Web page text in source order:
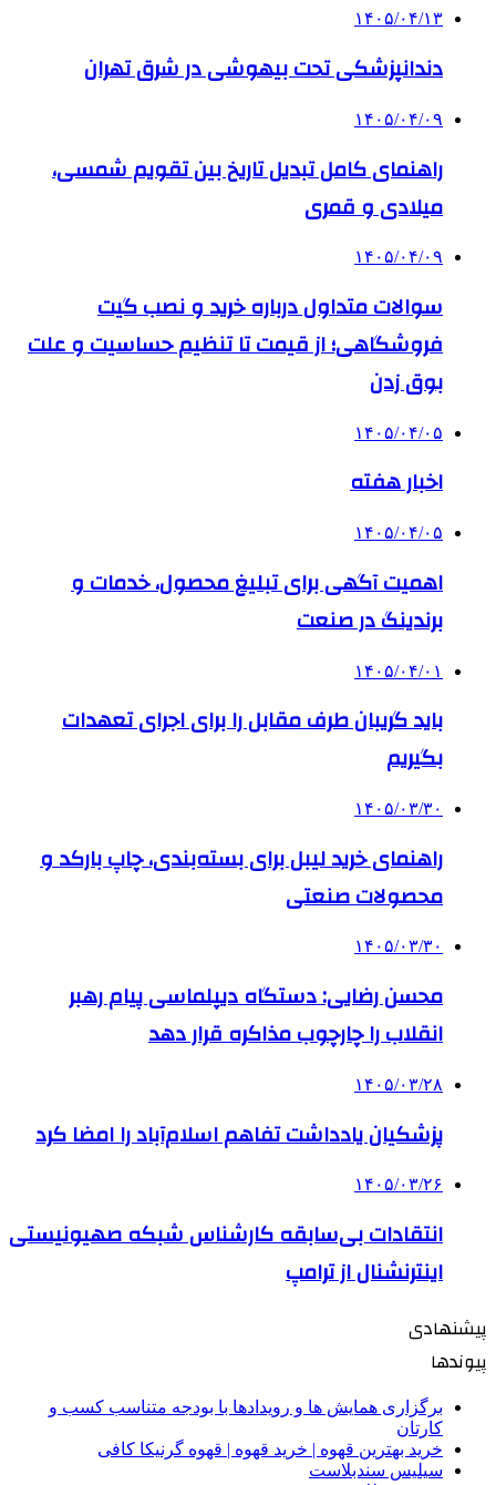
۱۴۰۵/۰۴/۱۳
دندانپزشکی تحت بیهوشی در شرق تهران
۱۴۰۵/۰۴/۰۹
راهنمای کامل تبدیل تاریخ بین تقویم شمسی،
میلادی و قمری
۱۴۰۵/۰۴/۰۹
سوالات متداول درباره خرید و نصب گیت
فروشگاهی؛ از قیمت تا تنظیم حساسیت و علت
بوق زدن
۱۴۰۵/۰۴/۰۵
اخبار هفته
۱۴۰۵/۰۴/۰۵
اهمیت آگهی برای تبلیغ محصول، خدمات و
برندینگ در صنعت
۱۴۰۵/۰۴/۰۱
باید گریبان طرف مقابل را برای اجرای تعهدات
بگیریم
۱۴۰۵/۰۳/۳۰
راهنمای خرید لیبل برای بسته‌بندی، چاپ بارکد و
محصولات صنعتی
۱۴۰۵/۰۳/۳۰
محسن رضایی: دستگاه دیپلماسی پیام رهبر
انقلاب را چارچوب مذاکره قرار دهد
۱۴۰۵/۰۳/۲۸
پزشکیان یادداشت تفاهم اسلام‌آباد را امضا کرد
۱۴۰۵/۰۳/۲۶
انتقادات بی‌سابقه کارشناس شبکه صهیونیستی
اینترنشنال از ترامپ
پیشنهادی
پیوندها
برگزاری همایش ها و رویدادها با بودجه متناسب کسب و
کارتان
خرید بهترین قهوه | خرید قهوه | قهوه گرنیکا کافی
سیلیس سندبلاست